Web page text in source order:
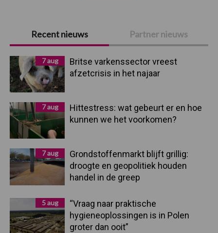
Primaire
Sidebar
Recent nieuws Partner nieuws
7 aug
Britse varkenssector vreest
afzetcrisis in het najaar
7 aug
Hittestress: wat gebeurt er en hoe
kunnen we het voorkomen?
7 aug
Grondstoffenmarkt blijft grillig:
droogte en geopolitiek houden
handel in de greep
5 aug
“Vraag naar praktische
hygieneoplossingen is in Polen
groter dan ooit”